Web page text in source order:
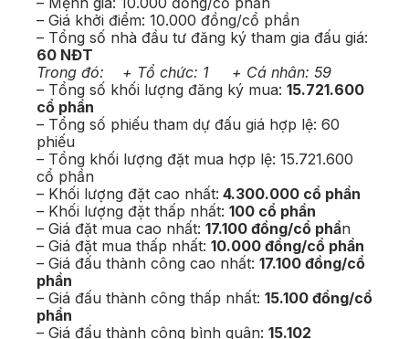
– Giá khởi điểm: 10.000 đồng/cổ phần
– Tổng số nhà đầu tư đăng ký tham gia đấu giá:
60 NĐT
Trong đó: + Tổ chức: 1 + Cá nhân: 59
– Tổng số khối lượng đăng ký mua: 15.721.600
cổ phần
– Tổng số phiếu tham dự đấu giá hợp lệ: 60
phiếu
– Tổng khối lượng đặt mua hợp lệ: 15.721.600
cổ phần
– Khối lượng đặt cao nhất: 4.300.000 cổ phần
– Khối lượng đặt thấp nhất: 100 cổ phần
– Giá đặt mua cao nhất: 17.100 đồng/cổ phần
– Giá đặt mua thấp nhất: 10.000 đồng/cổ phần
– Giá đấu thành công cao nhất: 17.100 đồng/cổ
phần
– Giá đấu thành công thấp nhất: 15.100 đồng/cổ
phần
– Giá đấu thành công bình quân: 15.102